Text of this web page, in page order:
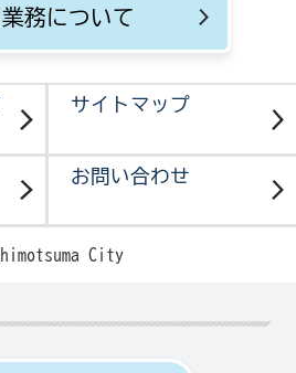
務について
サイトマップ
お問い合わせ
City